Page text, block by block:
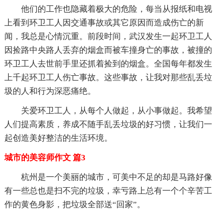
他们的工作也隐藏着极大的危险，每当从报纸和电视
上看到环卫工人因交通事故或其它原因而造成伤亡的新
闻，我总是心情沉重。前段时间，武汉发生一起环卫工人
因捡路中央路人丢弃的烟盒而被车撞身亡的事故，被撞的
环卫工人去世前手里还抓着捡到的烟盒。全国每年都发生
上千起环卫工人伤亡事故。这些事故，让我对那些乱丢垃
圾的人和行为深恶痛绝。
关爱环卫工人，从每个人做起，从小事做起。我希望
人们提高素质，养成不随手乱丢垃圾的好习惯，让我们一
起创造美好整洁的生活环境。
城市的美容师作文 篇3
杭州是一个美丽的城市，可美中不足的却是马路好像
有一些总也是扫不完的垃圾，幸亏路上总有一个个辛苦工
作的黄色身影，把垃圾全部送“回家”。